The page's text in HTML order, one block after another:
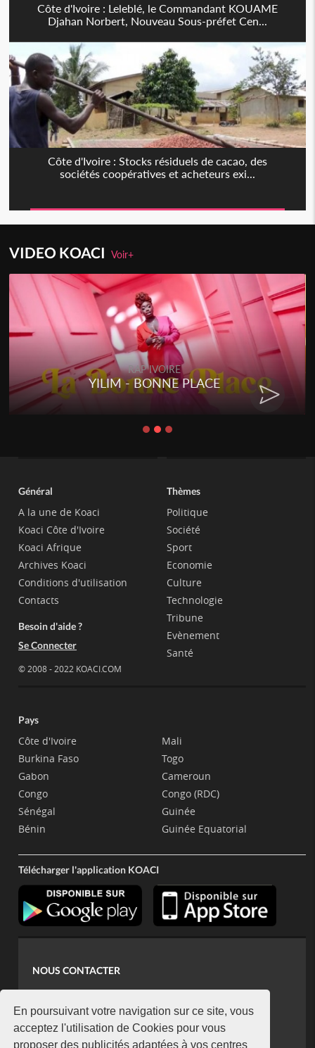
En poursuivant votre navigation sur ce site, vous
acceptez l'utilisation de Cookies pour vous
proposer des publicités adaptées à vos centres
Côte d'Ivoire : Leleblé, le Commandant KOUAME
Djahan Norbert, Nouveau Sous-préfet Cen...
Côte d'Ivoire : Stocks résiduels de cacao, des
sociétés coopératives et acheteurs exi...
VIDEO KOACIVoir+
RAP IVOIRE
YILIM - BONNE PLACE
Général
A la une de Koaci
Koaci Côte d'Ivoire
Koaci Afrique
Archives Koaci
Conditions d'utilisation
Contacts
Besoin d'aide ?
Se Connecter
© 2008 - 2022 KOACI.COM
Thèmes
Politique
Société
Sport
Economie
Culture
Technologie
Tribune
Evènement
Santé
Pays
Côte d'Ivoire
Burkina Faso
Gabon
Congo
Sénégal
Bénin
Mali
Togo
Cameroun
Congo (RDC)
Guinée
Guinée Equatorial
Télécharger l'application KOACI
NOUS CONTACTER
koaci@yahoo.fr
+225 07 08 85 52 93